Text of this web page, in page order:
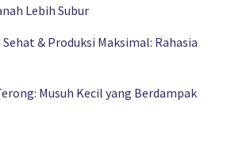
Lebih Subur
& Produksi Maksimal: Rahasia
Musuh Kecil yang Berdampak